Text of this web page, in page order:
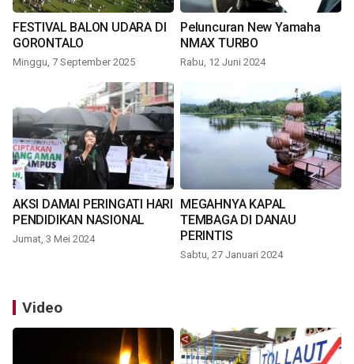
FESTIVAL BALON UDARA DI
GORONTALO
Minggu, 7 September 2025
Peluncuran New Yamaha
NMAX TURBO
Rabu, 12 Juni 2024
AKSI DAMAI PERINGATI HARI
PENDIDIKAN NASIONAL
Jumat, 3 Mei 2024
MEGAHNYA KAPAL
TEMBAGA DI DANAU
PERINTIS
Sabtu, 27 Januari 2024
Video